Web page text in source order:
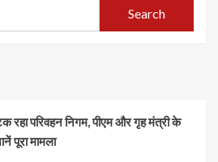
Search
परिवहन निगम, पीएम और गृह मंत्री के
पूरा मामला